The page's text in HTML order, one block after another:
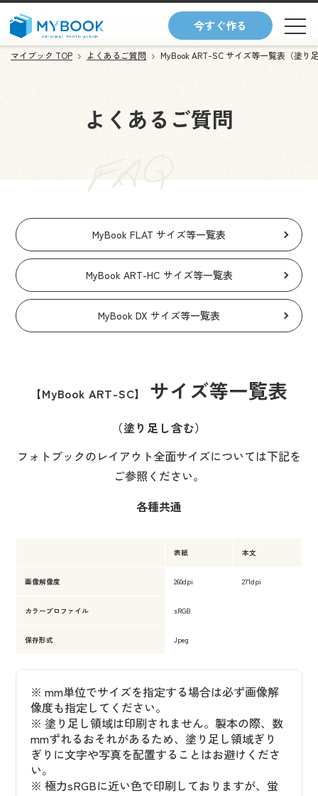
今すぐ作る
マイブック TOP よくあるご質問 MyBook ART-SC サイズ等一覧表（塗り
よくあるご質問
MyBook FLAT サイズ等一覧表
MyBook ART-HC サイズ等一覧表
MyBook DX サイズ等一覧表
【MyBook ART-SC】 サイズ等一覧表
（塗り足し含む）
フォトブックのレイアウト全面サイズについては下記を
ご参照ください。
各種共通
表紙 本文
画像解像度 260dpi 271dpi
カラープロファイル sRGB
保存形式 Jpeg
※ mm単位でサイズを指定する場合は必ず画像解
像度も指定してください。
※ 塗り足し領域は印刷されません。製本の際、数
mmずれるおそれがあるため、塗り足し領域ぎり
ぎりに文字や写真を配置することはお避けくださ
い。
※ 極力sRGBに近い色で印刷しておりますが、蛍